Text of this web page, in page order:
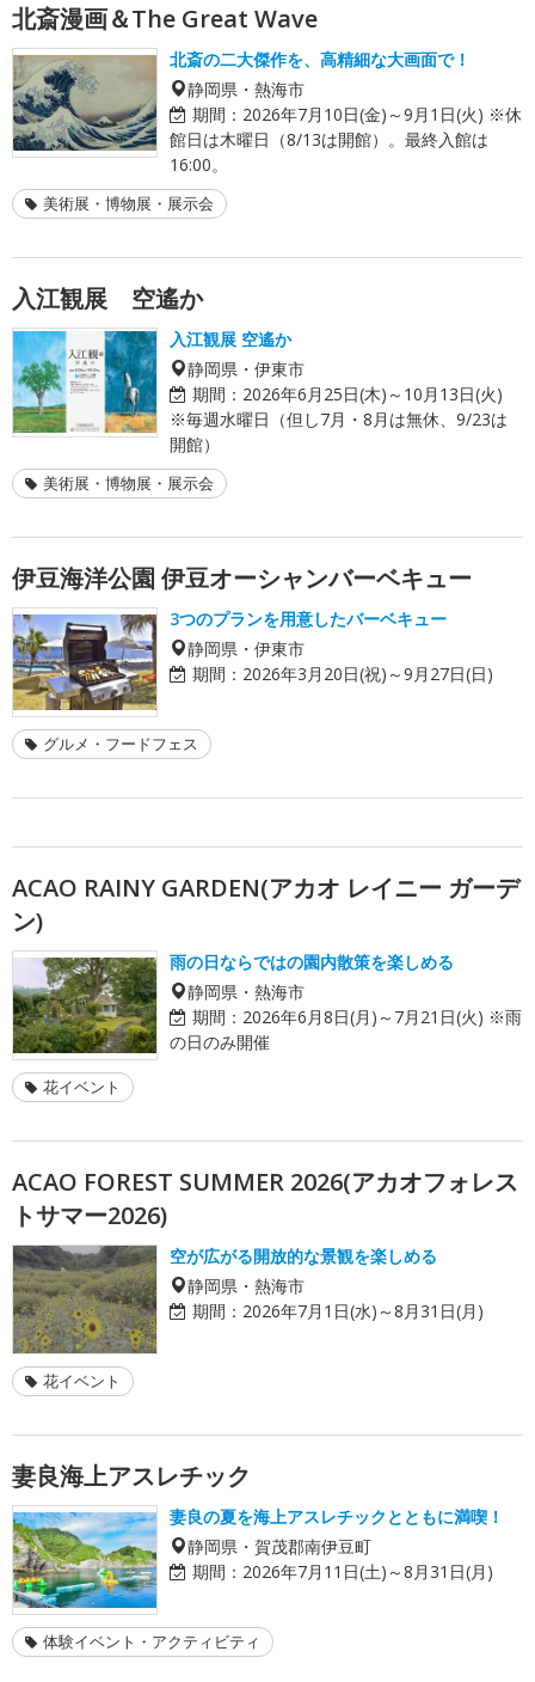
北斎漫画＆The Great Wave
北斎の二大傑作を、高精細な大画面で！
静岡県・熱海市
期間： 2026年7月10日(金)～9月1日(火) ※休
館日は木曜日（8/13は開館）。最終入館は
16:00。
美術展・博物展・展示会
入江観展 空遙か
入江観展 空遙か
静岡県・伊東市
期間： 2026年6月25日(木)～10月13日(火)
※毎週水曜日（但し7月・8月は無休、9/23は
開館）
美術展・博物展・展示会
伊豆海洋公園 伊豆オーシャンバーベキュー
3つのプランを用意したバーベキュー
静岡県・伊東市
期間： 2026年3月20日(祝)～9月27日(日)
グルメ・フードフェス
ACAO RAINY GARDEN(アカオ レイニー ガーデ
ン)
雨の日ならではの園内散策を楽しめる
静岡県・熱海市
期間： 2026年6月8日(月)～7月21日(火) ※雨
の日のみ開催
花イベント
ACAO FOREST SUMMER 2026(アカオフォレス
トサマー2026)
空が広がる開放的な景観を楽しめる
静岡県・熱海市
期間： 2026年7月1日(水)～8月31日(月)
花イベント
妻良海上アスレチック
妻良の夏を海上アスレチックとともに満喫！
静岡県・賀茂郡南伊豆町
期間： 2026年7月11日(土)～8月31日(月)
体験イベント・アクティビティ